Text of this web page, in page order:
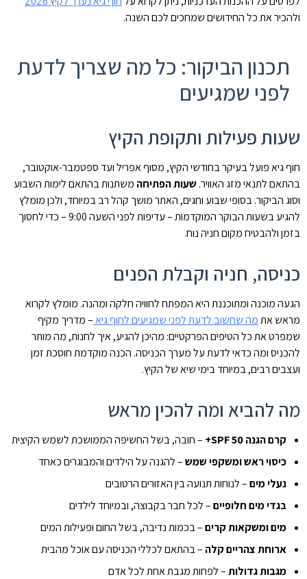
ולהכיר את כל החידושים שמחכים לכם השנה.
תכנון הביקור: כל מה שצריך לדעת
לפני שמגיעים
שעות פעילות ותקופת הקיץ
חוף גיא פועל בעיקר בחודשי הקיץ, מסוף אפריל ועד ספטמבר-אוקטובר,
בהתאם לתנאי מזג האוויר. שעות הפתיחה משתנות בהתאם לימות השבוע
וסוג הביקור. בסופי שבוע וחגים, האתר מושך קהל רב במיוחד, ולכן מומלץ
להגיע בשעות הבוקר המוקדמות – עדיפות לפני השעה 9:00 – כדי לחסוך
בזמן ולהבטיח מקום חניה נוח.
כניסה, חניה וקבלת הפנים
הגעה מוכנה ומתוכננת היא המפתח לחוויה חלקה ומהנה. מומלץ לקרוא
מראש אתמה שחשוב לדעת לפני שמגיעים לחוף גיא– מדריך מקיף
שמפרט את כל הטיפים הפרקטיים: מהיכן להגיע, איך לחנות, מה מותר
להכניס ומה כדאי לדעת על מערך הכניסה. הכנה מוקדמת חוסכת זמן
ועצבים רבים, במיוחד בימי שיא של הקיץ.
מה להביא ומה להכין מראש
קרם הגנה SPF 50+
– חובה, בשל החשיפה הממושכת לשמש הקיצית
כיסוי ראש ומשקפי שמש– להגנה על הילדים והמבוגרים כאחד
נעלי מים– לנוחות תנועה בין האזורים הרטובים
בגדי מים חלופיים– לכל חבר בקבוצה, ובמיוחד לילדים
מים ומשקאות קרים– בכמות נדיבה, בשל החום ופעילות המים
ארוחת צהריים קלה – בהתאם לכללי הכניסה עם אוכל מהבית
מגבות גדולות– לפחות מגבת אחת לכל אדם